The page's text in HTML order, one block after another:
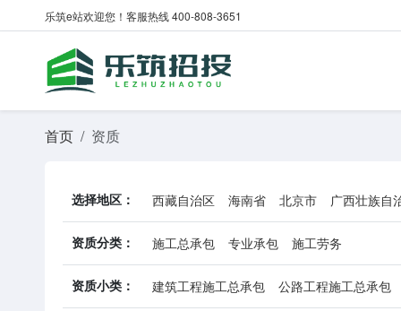
乐筑e站欢迎您！客服热线 400-808-3651
首页 资质
选择地区： 西藏自治区 海南省 北京市
广西壮族自
云南省
陕西省 河南省 吉林省
资质分类： 施工总承包 专业承包 施工劳务
资质小类： 建筑工程施工总承包
公路工程施工总承包